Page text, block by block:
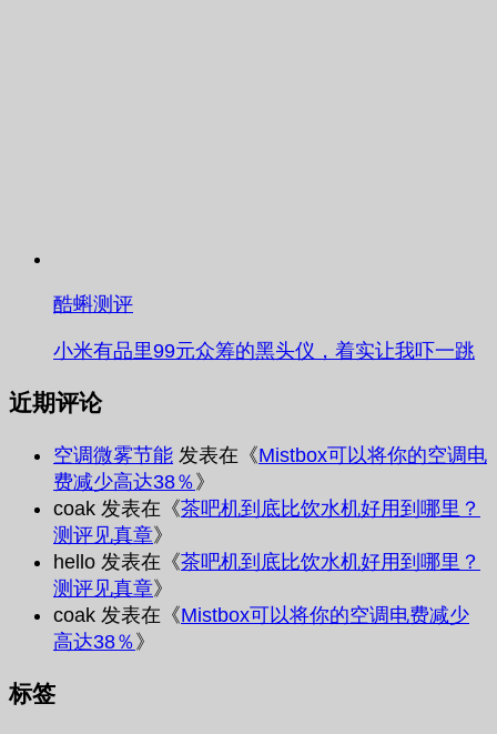
酷蝌测评
小米有品里99元众筹的黑头仪，着实让我吓一跳
近期评论
空调微雾节能 发表在《Mistbox可以将你的空调电
费减少高达38％ 》
coak 发表在《茶吧机到底比饮水机好用到哪里？
测评见真章》
hello 发表在《茶吧机到底比饮水机好用到哪里？
测评见真章》
coak 发表在《Mistbox可以将你的空调电费减少
高达38％ 》
标签